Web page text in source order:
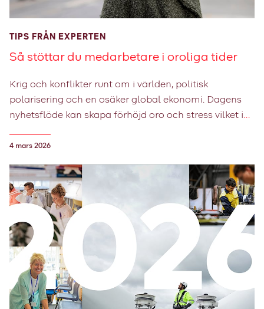
TIPS FRÅN EXPERTEN
Så stöttar du medarbetare i oroliga tider
Krig och konflikter runt om i världen, politisk
polarisering och en osäker global ekonomi. Dagens
nyhetsflöde kan skapa förhöjd oro och stress vilket i
behöver du både säkra organisationens beredskap
att skapa trygghet i en osäker tid.
4 mars 2026